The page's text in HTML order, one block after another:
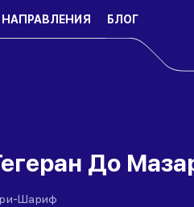
НАПРАВЛЕНИЯ БЛОГ
До
Шариф